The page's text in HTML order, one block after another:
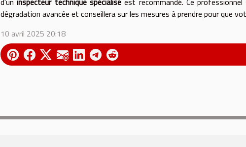
dégradation avancée et conseillera sur les mesures à prendre pour que
10 avril 2025 20:18